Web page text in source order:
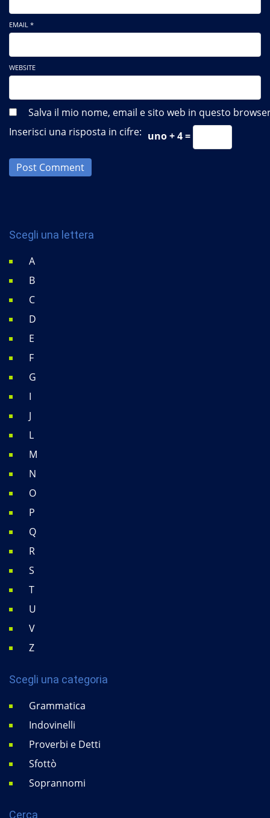
EMAIL *
WEBSITE
Salva il mio nome, email e sito web in questo
Inserisci una risposta in cifre: uno + 4 =
Post Comment
Scegli una lettera
A
B
C
D
E
F
G
I
J
L
M
N
O
P
Q
R
S
T
U
V
Z
Scegli una categoria
Grammatica
Indovinelli
Proverbi e Detti
Sfottò
Soprannomi
Cerca